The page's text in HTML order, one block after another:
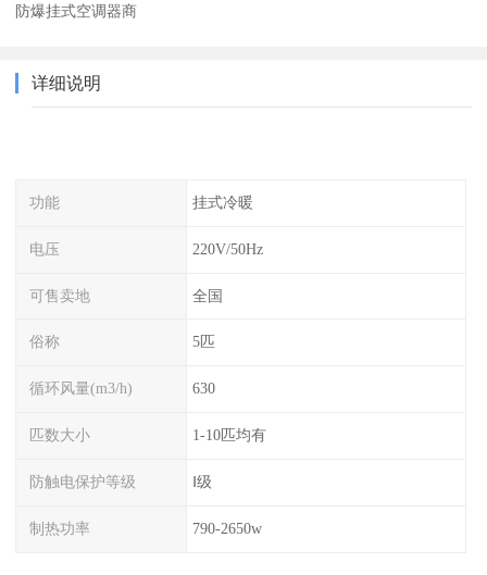
防爆挂式空调器商
详细说明
功能 挂式冷暖
电压 220V/50Hz
可售卖地 全国
俗称 5匹
循环风量(m3/h) 630
匹数大小 1-10匹均有
防触电保护等级 Ⅰ级
制热功率 790-2650w